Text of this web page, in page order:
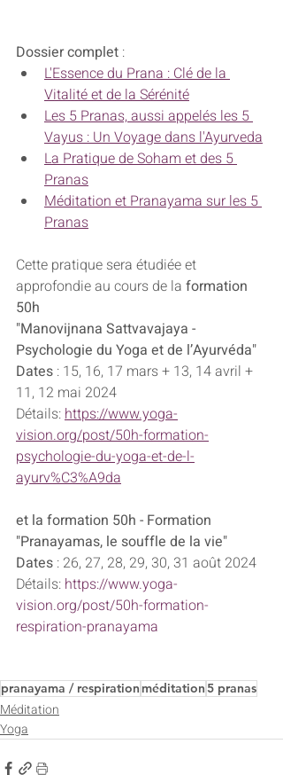
Dossier complet :
L'Essence du Prana : Clé de la
Vitalité et de la Sérénité
Les 5 Pranas, aussi appelés les 5
Vayus : Un Voyage dans l'Ayurveda
La Pratique de Soham et des 5
Pranas
Méditation et Pranayama sur les 5
Pranas
Cette pratique sera étudiée et
approfondie au cours de la formation
50h
"Manovijnana Sattvavajaya -
Psychologie du Yoga et de l’Ayurvéda"
Dates : 15, 16, 17 mars + 13, 14 avril +
11, 12 mai 2024
Détails: https://www.yoga-
vision.org/post/50h-formation-
psychologie-du-yoga-et-de-l-
ayurv%C3%A9da
et la formation 50h - Formation
"Pranayamas, le souffle de la vie"
Dates : 26, 27, 28, 29, 30, 31 août 2024
Détails: https://www.yoga-
vision.org/post/50h-formation-
respiration-pranayama
pranayama / respiration méditation5 pranas
Méditation
Yoga